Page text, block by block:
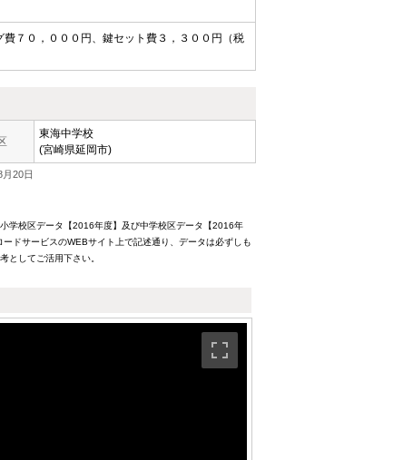
７０，０００円、鍵セット費３，３００円（税
東海中学校
(宮崎県延岡市)
20日
学校区データ【2016年度】及び中学校区データ【2016年
ドサービスのWEBサイト上で記述通り、データは必ずしも
としてご活用下さい。